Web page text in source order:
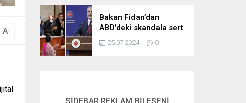
A-
Bakan Fidan’dan
ABD’deki skandala sert
tepki: Netanyahu’yu
alkışlayanlar eli kanlı
25.07.2024 0